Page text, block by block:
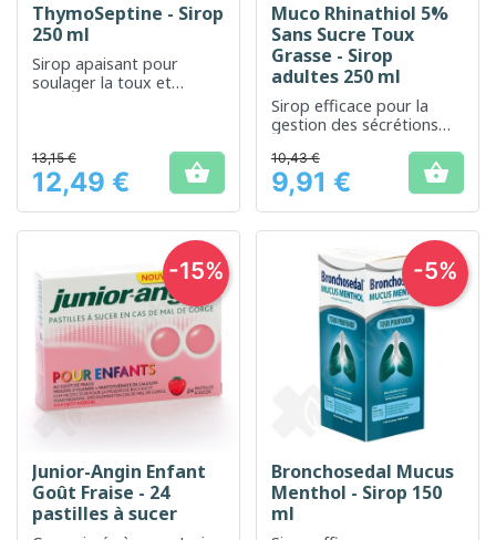
ThymoSeptine - Sirop
250 ml
Sirop apaisant pour
soulager la toux et
Prix
13,15 €
12,49 € 
Muco Rhinathiol 5%
Sans Sucre Toux
Grasse - Sirop
adultes 250 ml
Sirop efficace pour la
gestion des sécrétions
ajouté
Prix
10,43 €
9,91 € 
Junior-Angin Enfant
Goût Fraise - 24
pastilles à sucer
-15%
Bronchosedal Mucus
Menthol - Sirop 150
ml
-5%